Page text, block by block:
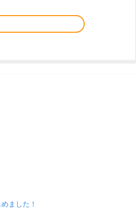
ました！